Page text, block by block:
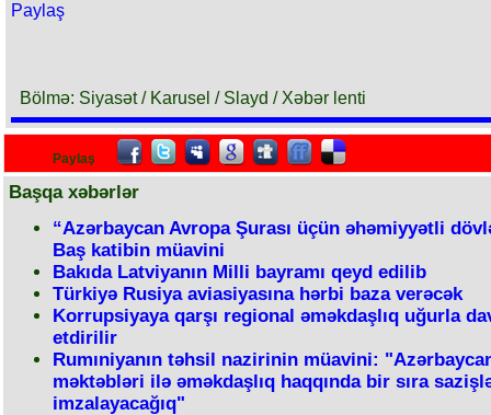
Paylaş
Bölmə: Siyasət / Karusel / Slayd / Xəbər lenti
Paylaş
Başqa xəbərlər
“Azərbaycan Avropa Şurası üçün əhəmiyyətli
Baş katibin müavini
Bakıda Latviyanın Milli bayramı qeyd edilib
Türkiyə Rusiya aviasiyasına hərbi baza verəcək
Korrupsiyaya qarşı regional əməkdaşlıq uğurla
etdirilir
Rumıniyanın təhsil nazirinin müavini:
məktəbləri ilə əməkdaşlıq haqqında bir sıra
imzalayacağıq"